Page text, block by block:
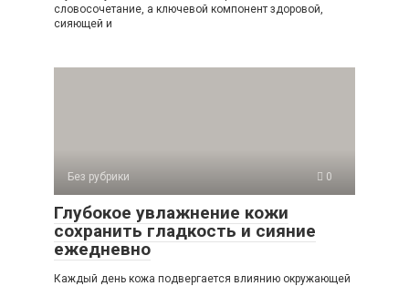
словосочетание, а ключевой компонент здоровой,
сияющей и
Без рубрики 0
Глубокое увлажнение кожи
сохранить гладкость и сияние
ежедневно
Каждый день кожа подвергается влиянию окружающей